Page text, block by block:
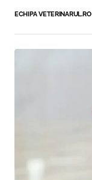
ECHIPA VETERINARUL.RO